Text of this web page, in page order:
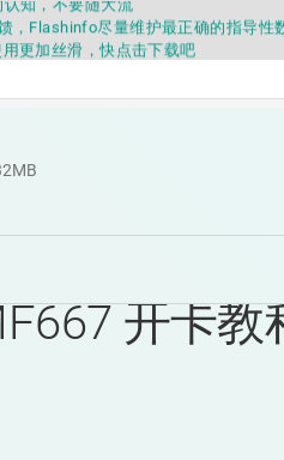
，Flashinfo尽量维护最正确的指导性
更加丝滑，快点击下载吧
暂停一段时间才能恢复
定性，任何第三方工具提供的数据
，Flashinfo尽量维护最正确的指导性
开卡教